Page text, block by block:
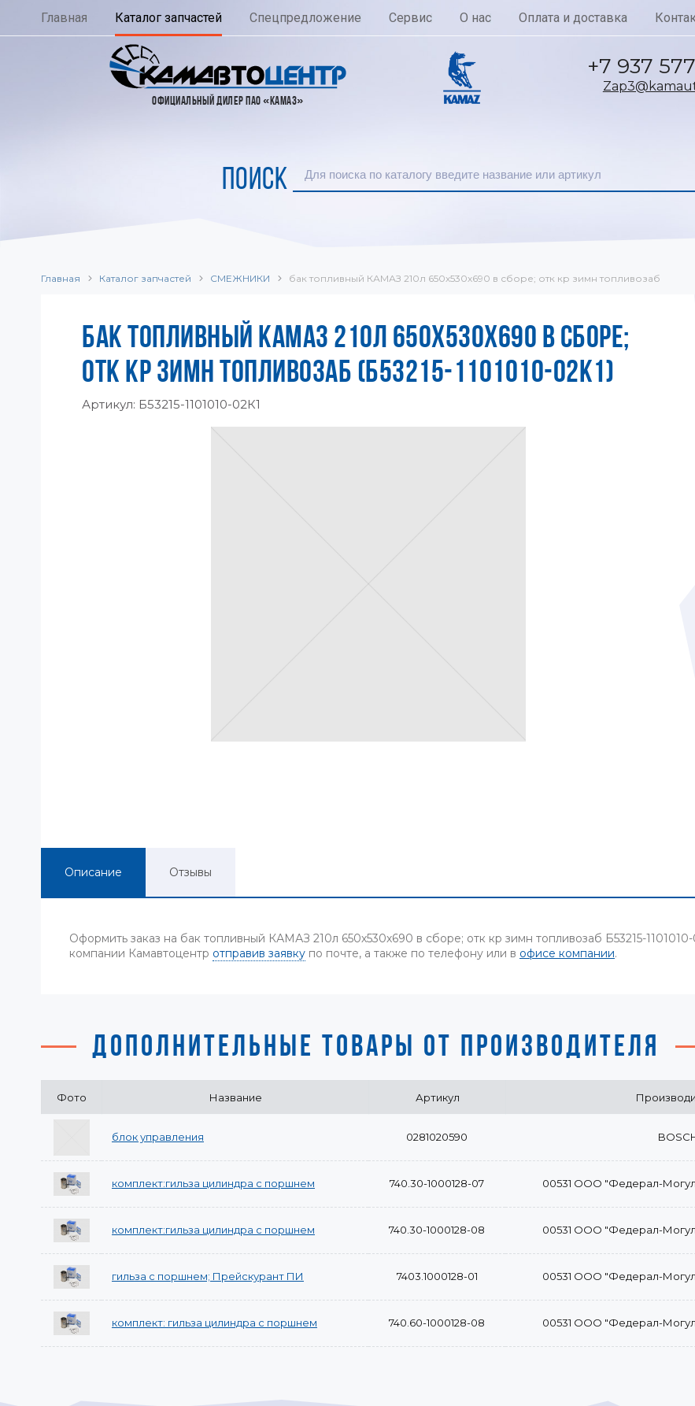
Главная Каталог запчастей Спецпредложение Сервис О нас Оплата и доставка
ОФИЦИАЛЬНЫЙ ДИЛЕР ПАО «КАМАЗ»
+7 937
ПОИСК
Главная Каталог запчастей СМЕЖНИКИ бак топливный КАМАЗ 210л 650х530х690 в сборе; отк кр зимн топливозаб
БАК ТОПЛИВНЫЙ КАМАЗ 210Л 650Х530Х690 В СБОРЕ;
ОТК КР ЗИМН ТОПЛИВОЗАБ (Б53215-1101010-02К1)
Артикул: Б53215-1101010-02К1
Описание Отзывы
Оформить заказ на бак топливный КАМАЗ 210л 650х530х690 в сборе; отк кр зимн топливозаб Б53215-
компании Камавтоцентр отправив заявку по почте, а также по телефону или в офисе компании.
ДОПОЛНИТЕЛЬНЫЕ ТОВАРЫ ОТ ПРОИЗВОДИТЕЛЯ
Фото Название Артикул
блок управления 0281020590
комплект:гильза цилиндра с поршнем 740.30-1000128-07 00531 ООО "Федерал-
комплект:гильза цилиндра с поршнем 740.30-1000128-08 00531 ООО "Федерал-
гильза с поршнем; Прейскурант ПИ 7403.1000128-01 00531 ООО "Федерал-
комплект: гильза цилиндра с поршнем 740.60-1000128-08 00531 ООО "Федерал-